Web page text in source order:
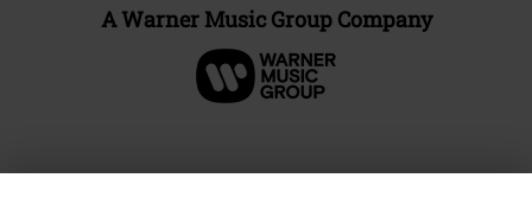
A Warner Music Group Company